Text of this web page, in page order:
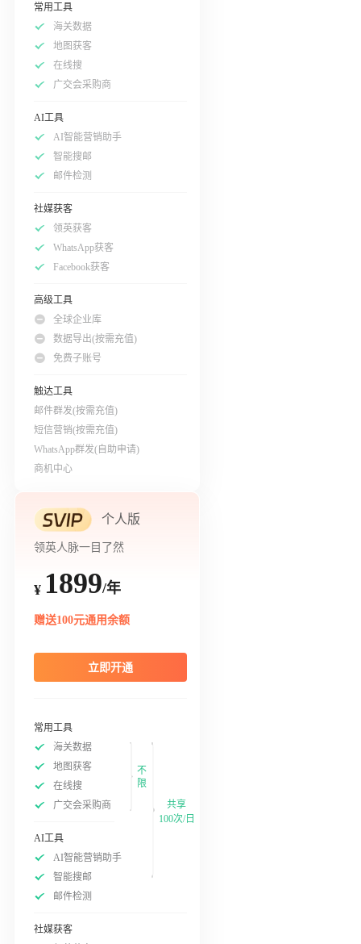
常用工具
海关数据
地图获客
在线搜
广交会采购商
AI工具
AI智能营销助手
智能搜邮
邮件检测
社媒获客
领英获客
WhatsApp获客
Facebook获客
高级工具
全球企业库
数据导出(按需充值)
免费子账号
触达工具
邮件群发(按需充值)
短信营销(按需充值)
WhatsApp群发(自助申请)
商机中心
个人版
领英人脉一目了然
¥ 1899/年
赠送100元通用余额
立即开通
常用工具
海关数据
地图获客
在线搜
广交会采购商
不
限
AI工具
AI智能营销助手
智能搜邮
邮件检测
社媒获客
共享
100次/日